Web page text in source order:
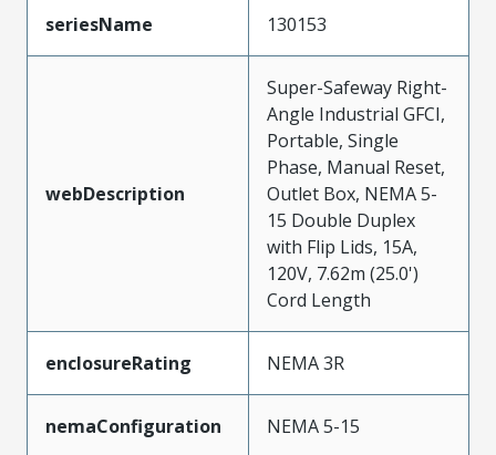
seriesName 130153
webDescription
Super-Safeway Right-
Angle Industrial GFCI,
Portable, Single
Phase, Manual Reset,
Outlet Box, NEMA 5-
15 Double Duplex
with Flip Lids, 15A,
120V, 7.62m (25.0')
Cord Length
enclosureRating NEMA 3R
nemaConfiguration NEMA 5-15